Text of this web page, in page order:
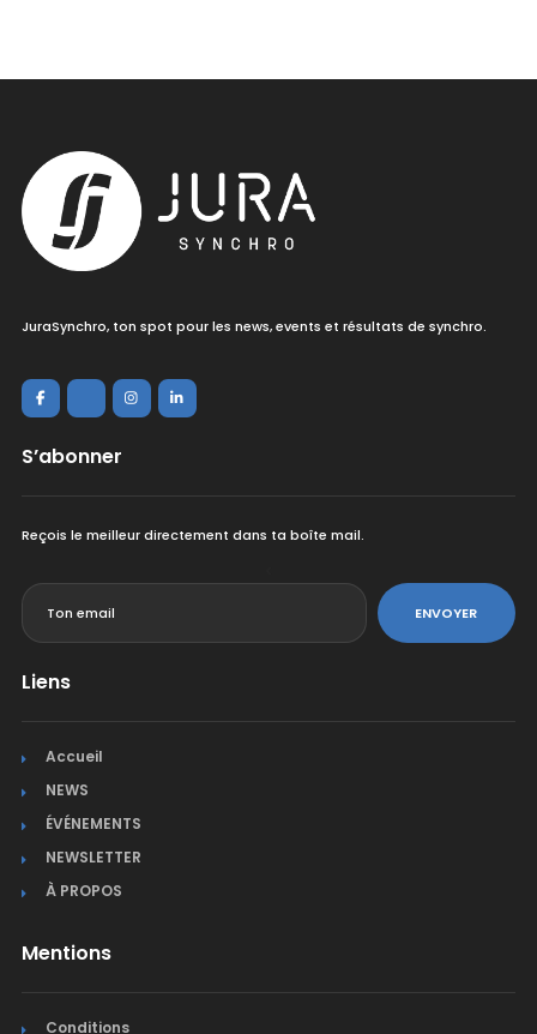
JuraSynchro, ton spot pour les news, events et résultats de synchro.
S’abonner
Reçois le meilleur directement dans ta boîte mail.
ENVOYER
Liens
Accueil
NEWS
ÉVÉNEMENTS
NEWSLETTER
À PROPOS
Mentions
Conditions